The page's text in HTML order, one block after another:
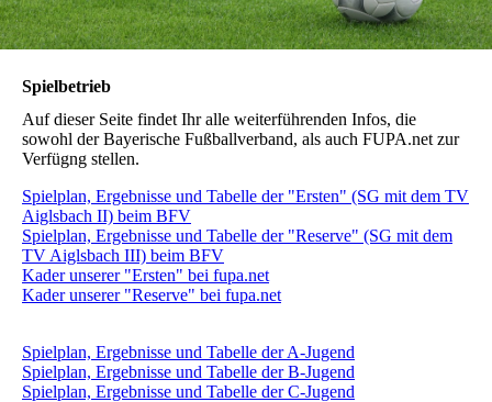
Spielbetrieb
Auf dieser Seite findet Ihr alle weiterführenden Infos, die
sowohl der Bayerische Fußballverband, als auch FUPA.net zur
Verfügng stellen.
Spielplan, Ergebnisse und Tabelle der "Ersten" (SG mit dem TV
Aiglsbach II) beim BFV
Spielplan, Ergebnisse und Tabelle der "Reserve" (SG mit dem
TV Aiglsbach III) beim BFV
Kader unserer "Ersten" bei fupa.net
Kader unserer "Reserve" bei fupa.net
Spielplan, Ergebnisse und Tabelle der A-Jugend
Spielplan, Ergebnisse und Tabelle der B-Jugend
Spielplan, Ergebnisse und Tabelle der C-Jugend